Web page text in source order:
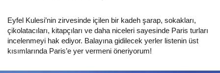
Eyfel Kulesi’nin zirvesinde içilen bir kadeh şarap, sokakları,
çikolatacıları, kitapçıları ve daha niceleri sayesinde Paris turları
incelenmeyi hak ediyor. Balayına gidilecek yerler listenin üst
kısımlarında Paris’e yer vermeni öneriyorum!